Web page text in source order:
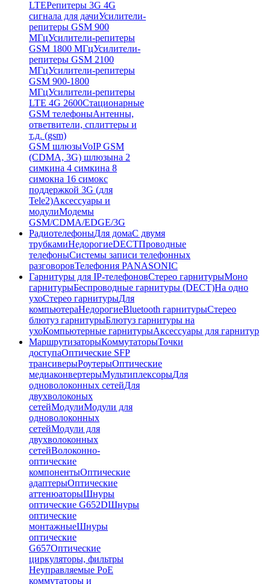
LTEРепитеры 3G 4G
сигнала для дачиУсилители-
репитеры GSM 900
МГцУсилители-репитеры
GSM 1800 МГцУсилители-
репитеры GSM 2100
МГцУсилители-репитеры
GSM 900-1800
МГцУсилители-репитеры
LTE 4G 2600Стационарные
GSM телефоныАнтенны,
ответвители, сплиттеры и
т.д. (gsm)
GSM шлюзыVoIP GSM
(CDMA, 3G) шлюзына 2
симкина 4 симкина 8
симокна 16 симокс
поддержкой 3G (для
Tele2)Аксессуары и
модулиМодемы
GSM/CDMA/EDGE/3G
РадиотелефоныДля домаС двумя
трубкамиНедорогиеDECTПроводные
телефоныСистемы записи телефонных
разговоровТелефония PANASONIC
Гарнитуры для IP-телефоновСтерео гарнитурыМоно
гарнитурыБеспроводные гарнитуры (DECT)На одно
ухоСтерео гарнитурыДля
компьютераНедорогиеBluetooth гарнитурыСтерео
блютуз гарнитурыБлютуз гарнитуры на
ухоКомпьютерные гарнитурыАксессуары для гарнитур
МаршрутизаторыКоммутаторыТочки
доступаОптические SFP
трансиверыРоутерыОптические
медиаконвертерыМультиплексорыДля
одноволоконных сетейДля
двухволоконых
сетейМодулиМодули для
одноволоконных
сетейМодули для
двухволоконных
сетейВолоконно-
оптические
компонентыОптические
адаптерыОптические
аттенюаторыШнуры
оптические G652DШнуры
оптические
монтажныеШнуры
оптические
G657Оптические
циркуляторы, фильтры
Неуправляемые PoE
коммутаторы и